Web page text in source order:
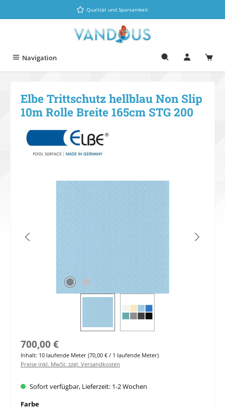
Zum Hauptinhalt springenQualität und Sparsamkeit
Navigation
Elbe Trittschutz hellblau Non Slip
10m Rolle Breite 165cm STG 200
Bildergalerie überspringen
Regulärer Preis:
700,00 €
Inhalt: 10 laufende Meter (70,00 € / 1 laufende Meter)
Preise inkl. MwSt. zzgl. Versandkosten
Sofort verfügbar, Lieferzeit: 1-2 Wochen
Farbeauswählen